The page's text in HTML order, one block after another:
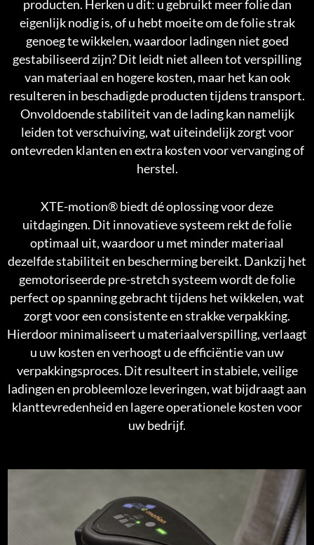
producten. Herken u dit: u gebruikt meer folie dan
eigenlijk nodig is, of u hebt moeite om de folie strak
genoeg te wikkelen, waardoor ladingen niet goed
gestabiliseerd zijn? Dit leidt niet alleen tot verspilling
van materiaal en hogere kosten, maar het kan ook
resulteren in beschadigde producten tijdens transport.
Onvoldoende stabiliteit van de lading kan namelijk
leiden tot verschuiving, wat uiteindelijk zorgt voor
ontevreden klanten en extra kosten voor vervanging of
herstel.
XTE-motion®biedt dé oplossing voor deze
uitdagingen. Dit innovatieve systeem rekt de folie
optimaal uit, waardoor u met minder materiaal
dezelfde stabiliteit en bescherming bereikt. Dankzij het
gemotoriseerde pre-stretch systeem wordt de folie
perfect op spanning gebracht tijdens het wikkelen, wat
zorgt voor een consistente en strakke verpakking.
Hierdoor minimaliseert u materiaalverspilling, verlaagt
u uw kosten en verhoogt u de efficiëntie van uw
verpakkingsproces. Dit resulteert in stabiele, veilige
ladingen en probleemloze leveringen, wat bijdraagt aan
klanttevredenheid en lagere operationele kosten voor
uw bedrijf.